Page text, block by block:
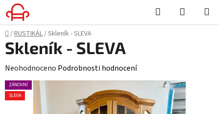
Přejít
na
obsah
Hledat
KOŠÍK
Domů
/RUSTIKÁL/Skleník - SLEVA
Skleník - SLEVA
Průměrné
hodnocení
produktu
Neohodnoceno Podrobnosti hodnocení
ZÁNOVNÍ
SLEVA